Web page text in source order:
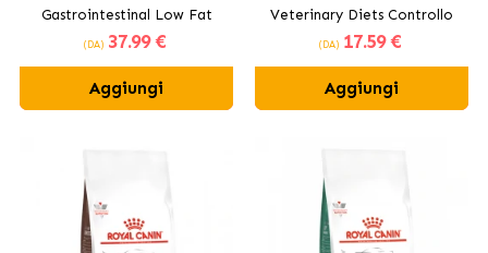
Gastrointestinal Low Fat
Small Crocchette per Cani di
Piccola Taglia
(DA) 37.99 €
Aggiungi
Veterinary Diets Controllo
della Sensibilità di cibo
umido per gatti
(DA) 17.59 €
Aggiungi